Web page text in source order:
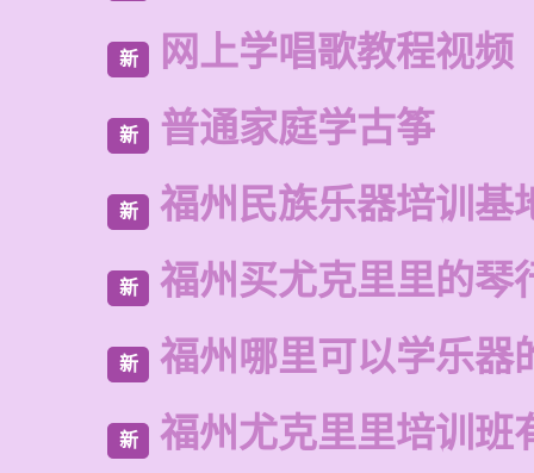
新 网上学唱歌教程视频
新 普通家庭学古筝
新 福州民族乐器培训基
新 福州买尤克里里的琴
新 福州哪里可以学乐器
新 福州尤克里里培训班